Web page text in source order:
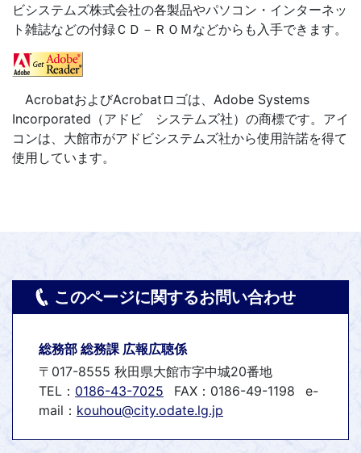
ビシステムズ株式会社の各製品やパソコン・インターネッ
ト雑誌などの付録ＣＤ－ＲＯＭなどからも入手できます。
AcrobatおよびAcrobatロゴは、Adobe Systems
Incorporated（アドビ システムズ社）の商標です。アイ
コンは、大館市がアドビシステムズ社から使用許諾を得て
使用しています。
このページに関するお問い合わせ
総務部 総務課 広報広聴係
〒017-8555 秋田県大館市字中城20番地
TEL： 0186-43-7025 FAX：0186-49-1198
e-
mail： kouhou@city.odate.lg.jp